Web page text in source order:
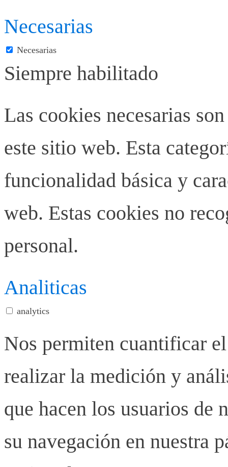
Necesarias
Necesarias
Siempre habilitado
Las cookies necesarias
este sitio web. Esta
funcionalidad básica y
web. Estas cookies no
personal.
Analiticas
analytics
Nos permiten cuantificar
realizar la medición y
que hacen los usuarios de
su navegación en nuestra